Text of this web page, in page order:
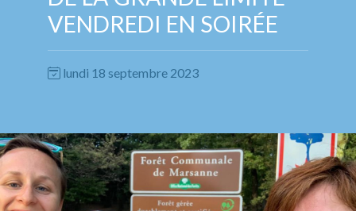
VENDREDI EN SOIRÉE
lundi 18 septembre 2023